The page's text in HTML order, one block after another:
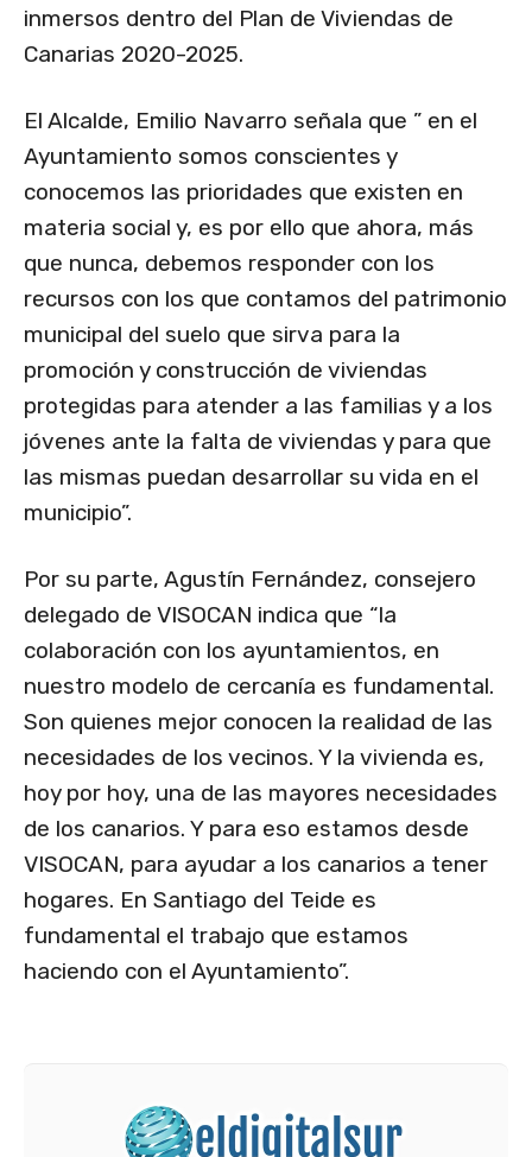
inmersos dentro del Plan de Viviendas de
Canarias 2020-2025.
El Alcalde, Emilio Navarro señala que ” en el
Ayuntamiento somos conscientes y
conocemos las prioridades que existen en
materia social y, es por ello que ahora, más
que nunca, debemos responder con los
recursos con los que contamos del patrimonio
municipal del suelo que sirva para la
promoción y construcción de viviendas
protegidas para atender a las familias y a los
jóvenes ante la falta de viviendas y para que
las mismas puedan desarrollar su vida en el
municipio”.
Por su parte, Agustín Fernández, consejero
delegado de VISOCAN indica que “la
colaboración con los ayuntamientos, en
nuestro modelo de cercanía es fundamental.
Son quienes mejor conocen la realidad de las
necesidades de los vecinos. Y la vivienda es,
hoy por hoy, una de las mayores necesidades
de los canarios. Y para eso estamos desde
VISOCAN, para ayudar a los canarios a tener
hogares. En Santiago del Teide es
fundamental el trabajo que estamos
haciendo con el Ayuntamiento”.